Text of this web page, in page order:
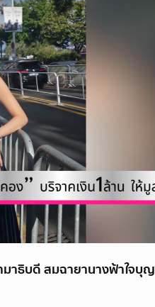
มาธิบดี สมฉายานางฟ้าใจบุญ